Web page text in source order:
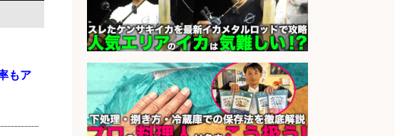
もア
さらに求人情報を見る